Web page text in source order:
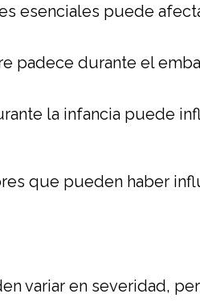
esenciales puede
padece durante el
la infancia puede
que pueden haber
variar en severidad,